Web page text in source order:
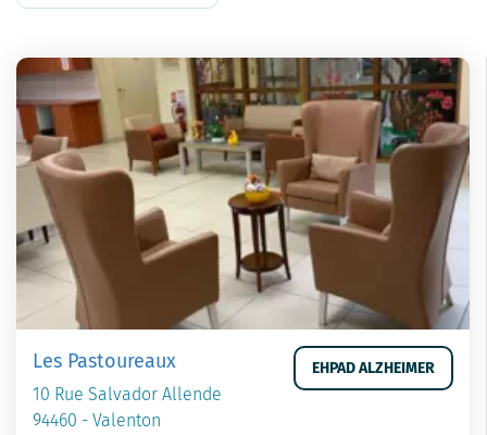
Les Pastoureaux
10 Rue Salvador Allende
94460 - Valenton
EHPAD ALZHEIMER